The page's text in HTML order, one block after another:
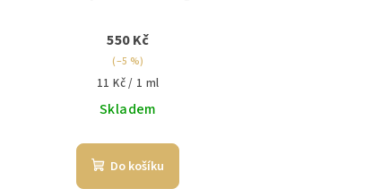
550 Kč
(–5 %)
Měrná
cena:
11 Kč / 1 ml
Skladem
Do košíku